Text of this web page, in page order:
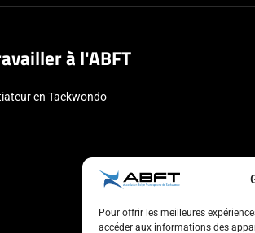
Pour offrir les meilleures
accéder aux informations des
à l'ABFT
en Taekwondo